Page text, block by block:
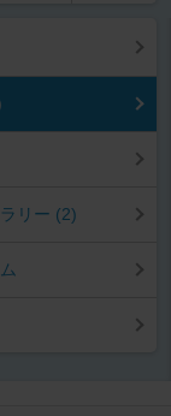
リー (2)